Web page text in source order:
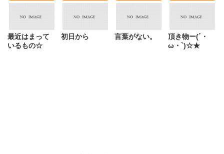
最近はまって
いるもの☆
初日から 言葉がない。
頂き物ー(´・
ω・`)☆★